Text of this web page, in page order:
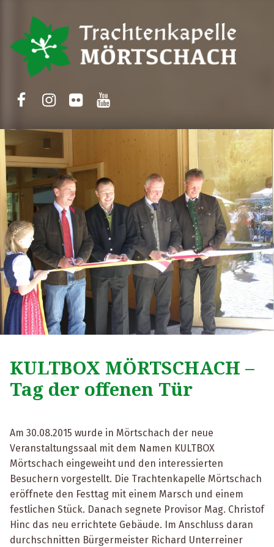
KULTBOX MÖRTSCHACH –
Tag der offenen Tür
Am 30.08.2015 wurde in Mörtschach der neue
Veranstaltungssaal mit dem Namen KULTBOX
Mörtschach eingeweiht und den interessierten
Besuchern vorgestellt. Die Trachtenkapelle Mörtschach
eröffnete den Festtag mit einem Marsch und einem
festlichen Stück. Danach segnete Provisor Mag. Christof
Hinc das neu errichtete Gebäude. Im Anschluss daran
durchschnitten Bürgermeister Richard Unterreiner